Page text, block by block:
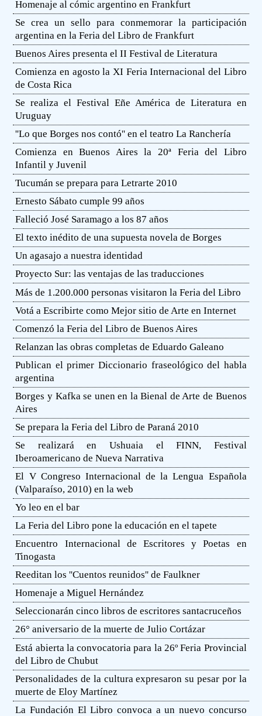
Homenaje al cómic argentino en Frankfurt
Se crea un sello para conmemorar la participación
argentina en la Feria del Libro de Frankfurt
Buenos Aires presenta el II Festival de Literatura
Comienza en agosto la XI Feria Internacional del Libro
de Costa Rica
Se realiza el Festival Eñe América de Literatura en
Uruguay
''Lo que Borges nos contó'' en el teatro La Ranchería
Comienza en Buenos Aires la 20ª Feria del Libro
Infantil y Juvenil
Tucumán se prepara para Letrarte 2010
Ernesto Sábato cumple 99 años
Falleció José Saramago a los 87 años
El texto inédito de una supuesta novela de Borges
Un agasajo a nuestra identidad
Proyecto Sur: las ventajas de las traducciones
Más de 1.200.000 personas visitaron la Feria del Libro
Votá a Escribirte como Mejor sitio de Arte en Internet
Comenzó la Feria del Libro de Buenos Aires
Relanzan las obras completas de Eduardo Galeano
Publican el primer Diccionario fraseológico del habla
argentina
Borges y Kafka se unen en la Bienal de Arte de Buenos
Aires
Se prepara la Feria del Libro de Paraná 2010
Se realizará en Ushuaia el FINN, Festival
Iberoamericano de Nueva Narrativa
El V Congreso Internacional de la Lengua Española
(Valparaíso, 2010) en la web
Yo leo en el bar
La Feria del Libro pone la educación en el tapete
Encuentro Internacional de Escritores y Poetas en
Tinogasta
Reeditan los ''Cuentos reunidos'' de Faulkner
Homenaje a Miguel Hernández
Seleccionarán cinco libros de escritores santacruceños
26° aniversario de la muerte de Julio Cortázar
Está abierta la convocatoria para la 26º Feria Provincial
del Libro de Chubut
Personalidades de la cultura expresaron su pesar por la
muerte de Eloy Martínez
La Fundación El Libro convoca a un nuevo concurso